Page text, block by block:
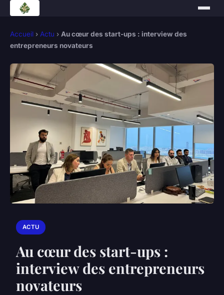
Accueil › Actu › Au cœur des start-ups : interview des
entrepreneurs novateurs
ACTU
Au cœur des start-ups :
interview des entrepreneurs
novateurs